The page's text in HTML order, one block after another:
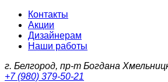
Контакты
Акции
Дизайнерам
Наши работы
г. Белгород, пр-т Богдана
+7 (980) 379-50-21